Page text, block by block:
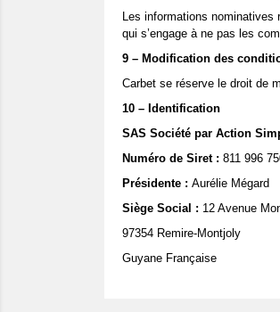
Les informations nominatives
qui s’engage à ne pas les
9 – Modification des
Carbet se réserve le droit de
10 – Identification
SAS Société par Action
Numéro de Siret : 811 996
Présidente : Aurélie Mégard
Siège Social : 12 Avenue
97354 Remire-Montjoly
Guyane Française